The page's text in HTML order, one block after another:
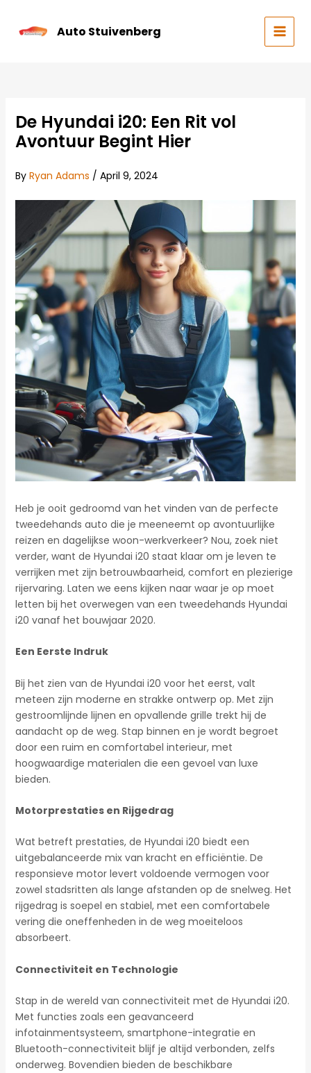
content
Auto Stuivenberg
MAIN
De Hyundai i20: Een Rit vol
Avontuur Begint Hier
By Ryan Adams / April 9, 2024
Heb je ooit gedroomd van het vinden van de perfecte
tweedehands auto die je meeneemt op avontuurlijke
reizen en dagelijkse woon-werkverkeer? Nou, zoek niet
verder, want de Hyundai i20 staat klaar om je leven te
verrijken met zijn betrouwbaarheid, comfort en plezierige
rijervaring. Laten we eens kijken naar waar je op moet
letten bij het overwegen van een tweedehands Hyundai
i20 vanaf het bouwjaar 2020.
Een Eerste Indruk
Bij het zien van de Hyundai i20 voor het eerst, valt
meteen zijn moderne en strakke ontwerp op. Met zijn
gestroomlijnde lijnen en opvallende grille trekt hij de
aandacht op de weg. Stap binnen en je wordt begroet
door een ruim en comfortabel interieur, met
hoogwaardige materialen die een gevoel van luxe
bieden.
Motorprestaties en Rijgedrag
Wat betreft prestaties, de Hyundai i20 biedt een
uitgebalanceerde mix van kracht en efficiëntie. De
responsieve motor levert voldoende vermogen voor
zowel stadsritten als lange afstanden op de snelweg. Het
rijgedrag is soepel en stabiel, met een comfortabele
vering die oneffenheden in de weg moeiteloos
absorbeert.
Connectiviteit en Technologie
Stap in de wereld van connectiviteit met de Hyundai i20.
Met functies zoals een geavanceerd
infotainmentsysteem, smartphone-integratie en
Bluetooth-connectiviteit blijf je altijd verbonden, zelfs
onderweg. Bovendien bieden de beschikbare